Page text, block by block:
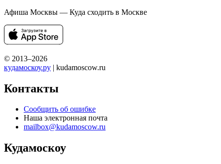
Афиша Москвы — Куда сходить в Москве
© 2013–2026
кудамоскоу.ру | kudamoscow.ru
Контакты
Сообщить об ошибке
Наша электронная почта
mailbox@kudamoscow.ru
Кудамоскоу